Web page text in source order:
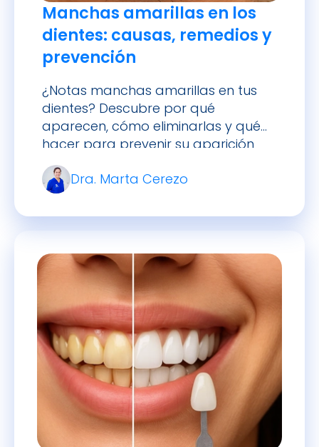
Manchas amarillas en los
dientes: causas, remedios y
prevención
¿Notas manchas amarillas en tus
dientes? Descubre por qué
aparecen, cómo eliminarlas y qué
hacer para prevenir su aparición
con soluciones profesionales y
caseras.Dra. Marta Cerezo